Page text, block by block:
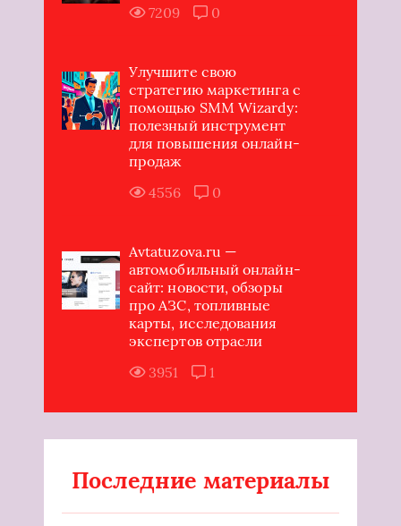
7209
0
Улучшите свою
стратегию маркетинга с
помощью SMM Wizardy:
полезный инструмент
для повышения онлайн-
продаж
4556
0
Avtatuzova.ru —
автомобильный онлайн-
сайт: новости, обзоры
про АЗС, топливные
карты, исследования
экспертов отрасли
3951
1
Последние материалы